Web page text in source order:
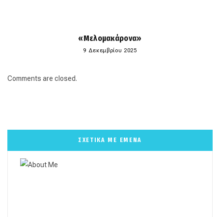
«Μελομακάρονα»
9 Δεκεμβρίου 2025
Comments are closed.
ΣΧΕΤΙΚΑ ΜΕ ΕΜΕΝΑ